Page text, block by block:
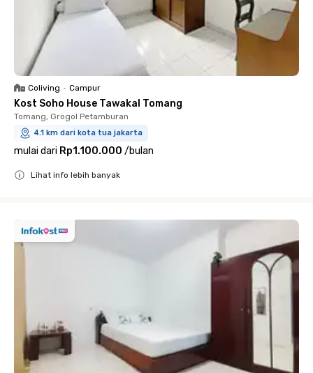
Coliving • Campur
Kost Soho House Tawakal Tomang
Tomang, Grogol Petamburan
4.1 km dari kota tua jakarta
mulai dari Rp1.100.000 /bulan
Lihat info lebih banyak